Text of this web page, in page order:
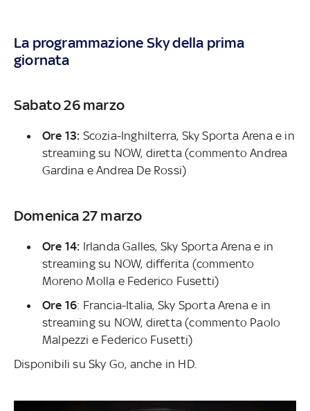
La programmazione Sky della prima
giornata
Sabato 26 marzo
Ore 13: Scozia-Inghilterra, Sky Sporta Arena e in
streaming su NOW, diretta (commento Andrea
Gardina e Andrea De Rossi)
Domenica 27 marzo
Ore 14: Irlanda Galles, Sky Sporta Arena e in
streaming su NOW, differita (commento
Moreno Molla e Federico Fusetti)
Ore 16: Francia-Italia, Sky Sporta Arena e in
streaming su NOW, diretta (commento Paolo
Malpezzi e Federico Fusetti)
Disponibili su Sky Go, anche in HD.